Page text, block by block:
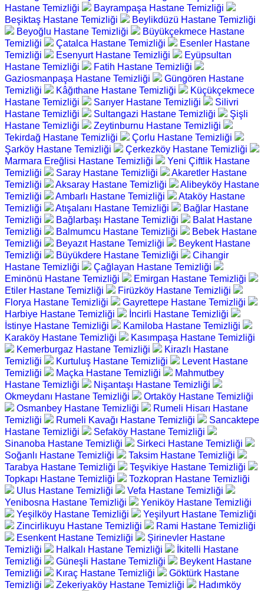
Hastane Temizliği
Bayrampaşa Hastane Temizliği
Beşiktaş Hastane Temizliği
Beylikdüzü Hastane Temizliği
Beyoğlu Hastane Temizliği
Büyükçekmece Hastane
Temizliği
Çatalca Hastane Temizliği
Esenler Hastane
Temizliği
Esenyurt Hastane Temizliği
Eyüpsultan
Hastane Temizliği
Fatih Hastane Temizliği
Gaziosmanpaşa Hastane Temizliği
Güngören Hastane
Temizliği
Kâğıthane Hastane Temizliği
Küçükçekmece
Hastane Temizliği
Sarıyer Hastane Temizliği
Silivri
Hastane Temizliği
Sultangazi Hastane Temizliği
Şişli
Hastane Temizliği
Zeytinburnu Hastane Temizliği
Tekirdağ Hastane Temizliği
Çorlu Hastane Temizliği
Şarköy Hastane Temizliği
Çerkezköy Hastane Temizliği
Marmara Ereğlisi Hastane Temizliği
Yeni Çiftlik Hastane
Temizliği
Saray Hastane Temizliği
Akaretler Hastane
Temizliği
Aksaray Hastane Temizliği
Alibeyköy Hastane
Temizliği
Ambarlı Hastane Temizliği
Ataköy Hastane
Temizliği
Atışalanı Hastane Temizliği
Bağlar Hastane
Temizliği
Bağlarbaşı Hastane Temizliği
Balat Hastane
Temizliği
Balmumcu Hastane Temizliği
Bebek Hastane
Temizliği
Beyazıt Hastane Temizliği
Beykent Hastane
Temizliği
Büyükdere Hastane Temizliği
Cihangir
Hastane Temizliği
Çağlayan Hastane Temizliği
Eminönü Hastane Temizliği
Emirgan Hastane Temizliği
Etiler Hastane Temizliği
Firüzköy Hastane Temizliği
Florya Hastane Temizliği
Gayrettepe Hastane Temizliği
Harbiye Hastane Temizliği
İncirli Hastane Temizliği
İstinye Hastane Temizliği
Kamiloba Hastane Temizliği
Karaköy Hastane Temizliği
Kasımpaşa Hastane Temizliği
Kemerburgaz Hastane Temizliği
Kirazlı Hastane
Temizliği
Kurtuluş Hastane Temizliği
Levent Hastane
Temizliği
Maçka Hastane Temizliği
Mahmutbey
Hastane Temizliği
Nişantaşı Hastane Temizliği
Okmeydanı Hastane Temizliği
Ortaköy Hastane Temizliği
Osmanbey Hastane Temizliği
Rumeli Hisarı Hastane
Temizliği
Rumeli Kavağı Hastane Temizliği
Sancaktepe
Hastane Temizliği
Sefaköy Hastane Temizliği
Sinanoba Hastane Temizliği
Sirkeci Hastane Temizliği
Soğanlı Hastane Temizliği
Taksim Hastane Temizliği
Tarabya Hastane Temizliği
Teşvikiye Hastane Temizliği
Topkapı Hastane Temizliği
Tozkopran Hastane Temizliği
Ulus Hastane Temizliği
Vefa Hastane Temizliği
Yenibosna Hastane Temizliği
Yeniköy Hastane Temizliği
Yeşilköy Hastane Temizliği
Yeşilyurt Hastane Temizliği
Zincirlikuyu Hastane Temizliği
Rami Hastane Temizliği
Esenkent Hastane Temizliği
Şirinevler Hastane
Temizliği
Halkalı Hastane Temizliği
İkitelli Hastane
Temizliği
Güneşli Hastane Temizliği
Beykent Hastane
Temizliği
Kıraç Hastane Temizliği
Göktürk Hastane
Temizliği
Zekeriyaköy Hastane Temizliği
Hadımköy